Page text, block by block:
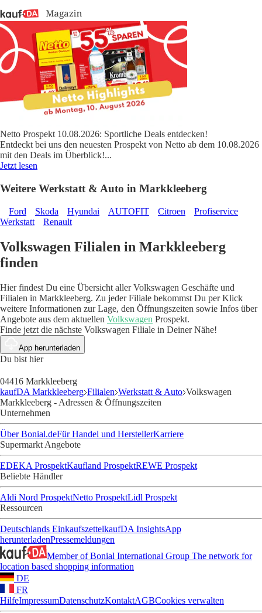
Netto Prospekt 10.08.2026: Sportliche Deals entdecken!
Entdeckt bei uns den neuesten Prospekt von Netto ab dem 10.08.2026
mit den Deals im Überblick!...
Jetzt lesen
Weitere Werkstatt & Auto in Markkleeberg
Ford Skoda Hyundai AUTOFIT Citroen
Profiservice
Werkstatt
Renault
Volkswagen Filialen in Markkleeberg
finden
Hier findest Du eine Übersicht aller Volkswagen Geschäfte und
Filialen in Markkleeberg. Zu jeder Filiale bekommst Du per Klick
weitere Informationen zur Lage, den Öffnungszeiten sowie Infos über
Angebote aus dem aktuellen Volkswagen Prospekt.
Finde jetzt die nächste Volkswagen Filiale in Deiner Nähe!
App herunterladen
Du bist hier
04416 Markkleeberg
kaufDA Markkleeberg Filialen Werkstatt & Auto Volkswagen
Markkleeberg - Adressen & Öffnungszeiten
Unternehmen
Über Bonial.deFür Handel und HerstellerKarriere
Supermarkt Angebote
EDEKA ProspektKaufland ProspektREWE Prospekt
Beliebte Händler
Aldi Nord ProspektNetto ProspektLidl Prospekt
Ressourcen
Deutschlands EinkaufszettelkaufDA InsightsApp
herunterladenPressemeldungen
Member of Bonial International Group The network for
location based shopping information
DE
FR
HilfeImpressumDatenschutzKontaktAGBCookies verwalten